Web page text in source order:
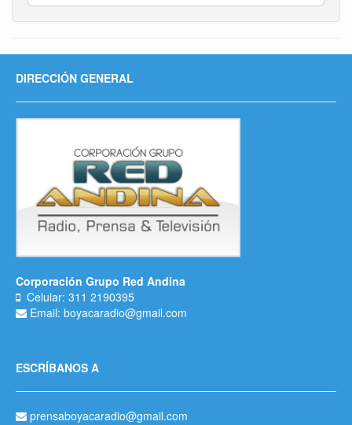
DIRECCIÓN GENERAL
Corporación Grupo Red Andina
Celular: 311 2190395
Email: boyacaradio@gmail.com
ESCRÍBANOS A
prensaboyacaradio@gmail.com